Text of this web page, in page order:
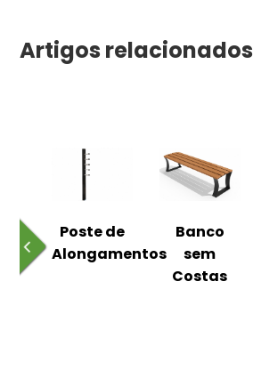
Artigos relacionados
Poste de
Alongamentos
Banco
sem
Costas